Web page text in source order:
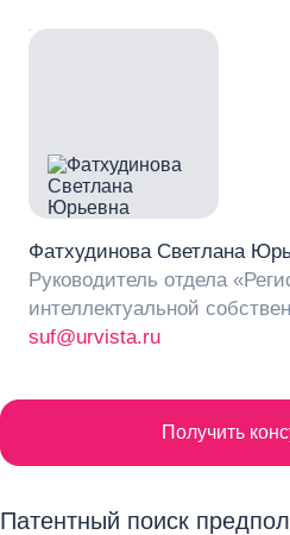
Фатхудинова Светлана
Руководитель отдела
интеллектуальной
suf@urvista.ru
Получить
Патентный поиск